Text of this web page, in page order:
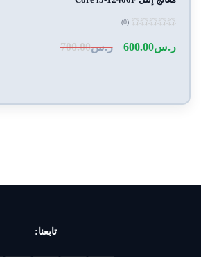
(0)
ر.س700.00 ر.س600.00
تابعنا: